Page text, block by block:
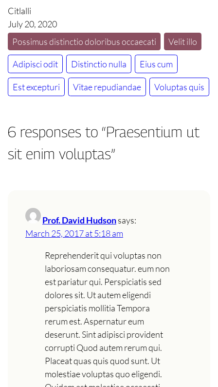
Citlalli
July 20, 2020
Possimus distinctio doloribus occaecati
Velit illo
Adipisci odit Distinctio nulla Eius cum
Est excepturi Vitae repudiandae Voluptas quis
6 responses to “Praesentium ut
sit enim voluptas”
Prof. David Hudsonsays:
March 25, 2017 at 5:18 am
Reprehenderit qui voluptas non
laboriosam consequatur. eum non
est pariatur qui. Perspiciatis sed
dolores sit. Ut autem eligendi
perspiciatis mollitia Tempora
rerum est. Aspernatur eum
deserunt. Sint adipisci provident
corrupti Quod autem rerum qui.
Placeat quas quis quod sunt. Ut
molestiae voluptas quo eligendi.